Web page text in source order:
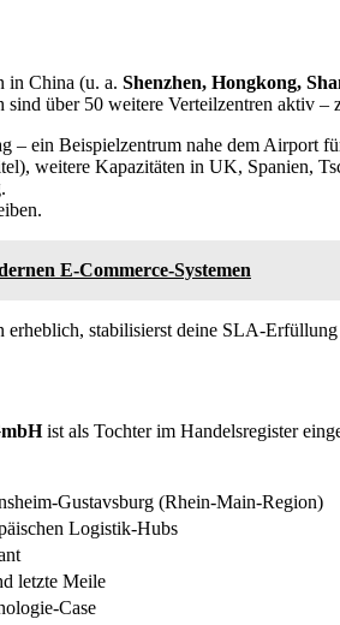
in China (u. a. Shenzhen, Hongkong,
sind über 50 weitere Verteilzentren aktiv
– ein Beispielzentrum nahe dem Airport
weitere Kapazitäten in UK, Spanien,
E-Commerce-Systemen
stabilisierst deine SLA-
ist als Tochter im Handelsregister
Gustavsburg (Rhein-Main-Region)
Logistik-Hubs
letzte Meile
Case